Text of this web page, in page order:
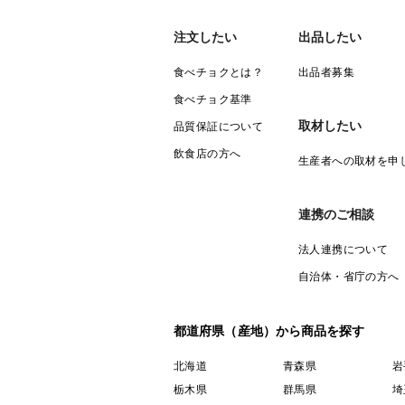
注文したい
食べチョクとは？
食べチョク基準
品質保証について
飲食店の方へ
出品したい
出品者募集
取材したい
生産者への取材を申
連携のご相談
法人連携について
自治体・省庁の方へ
都道府県（産地）から商品を探す
北海道 青森県
栃木県
群馬県